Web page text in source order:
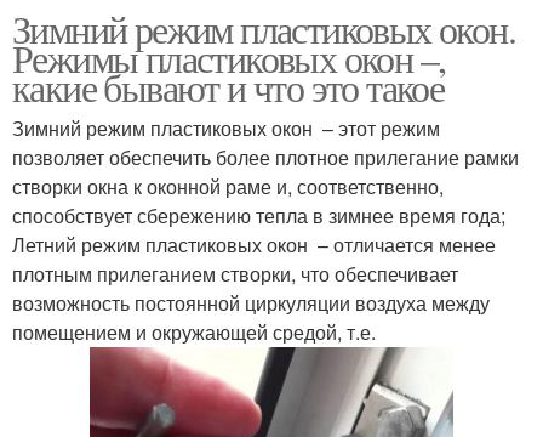
Зимний режим пластиковых окон.
Режимы пластиковых окон –,
какие бывают и что это такое
Зимний режим пластиковых окон – этот режим
позволяет обеспечить более плотное прилегание рамки
створки окна к оконной раме и, соответственно,
способствует сбережению тепла в зимнее время года;
Летний режим пластиковых окон – отличается менее
плотным прилеганием створки, что обеспечивает
возможность постоянной циркуляции воздуха между
помещением и окружающей средой, т.е.